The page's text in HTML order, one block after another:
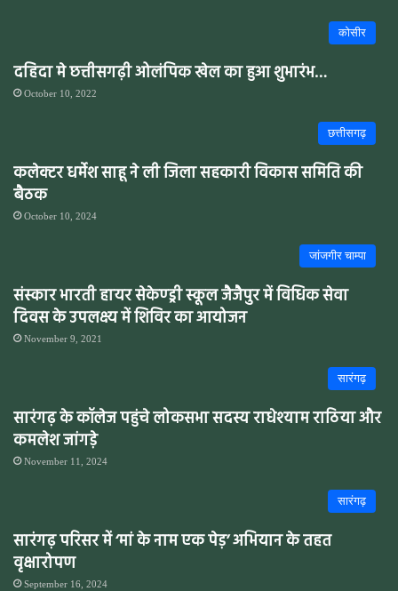
कोसीर
दहिदा मे छत्तीसगढ़ी ओलंपिक खेल का हुआ शुभारंभ…
October 10, 2022
छत्तीसगढ़
कलेक्टर धर्मेश साहू ने ली जिला सहकारी विकास समिति की
बैठक
October 10, 2024
जांजगीर चाम्पा
संस्कार भारती हायर सेकेण्ड्री स्कूल जैजैपुर में विधिक सेवा
दिवस के उपलक्ष्य में शिविर का आयोजन
November 9, 2021
सारंगढ़
सारंगढ़ के कॉलेज पहुंचे लोकसभा सदस्य राधेश्याम राठिया और
कमलेश जांगड़े
November 11, 2024
सारंगढ़
सारंगढ़ परिसर में ‘मां के नाम एक पेड़’ अभियान के तहत
वृक्षारोपण
September 16, 2024